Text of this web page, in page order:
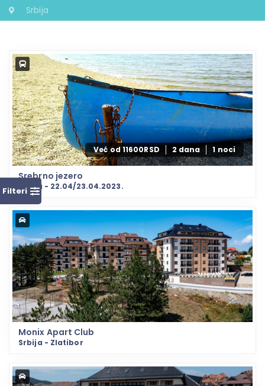
Srbija
Filteri
Već od 11600RSD 2 dana 1 noci
Srebrno jezero
Srbija - 22.04/23.04.2023.
Monix Apart Club
Srbija - Zlatibor